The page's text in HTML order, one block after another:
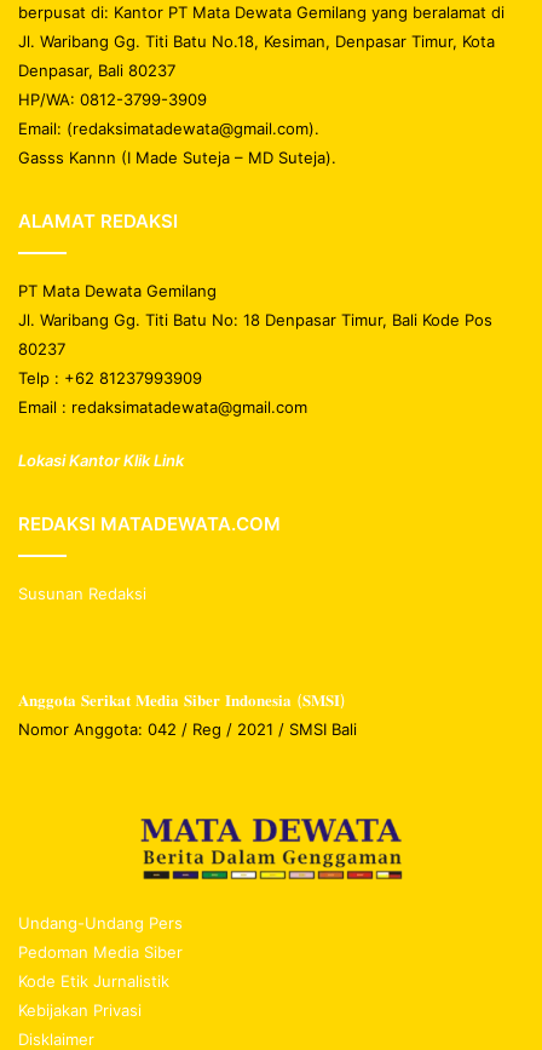
berpusat di: Kantor PT Mata Dewata Gemilang yang beralamat di
Jl. Waribang Gg. Titi Batu No.18, Kesiman, Denpasar Timur, Kota
Denpasar, Bali 80237
HP/WA: 0812-3799-3909
Email: (redaksimatadewata@gmail.com).
Gasss Kannn (I Made Suteja – MD Suteja).
ALAMAT REDAKSI
PT Mata Dewata Gemilang
Jl. Waribang Gg. Titi Batu No: 18 Denpasar Timur, Bali Kode Pos
80237
Telp : +62 81237993909
Email : redaksimatadewata@gmail.com
Lokasi Kantor Klik Link
REDAKSI MATADEWATA.COM
Susunan Redaksi
𝐀𝐧𝐠𝐠𝐨𝐭𝐚 𝐒𝐞𝐫𝐢𝐤𝐚𝐭 𝐌𝐞𝐝𝐢𝐚 𝐒𝐢𝐛𝐞𝐫 𝐈𝐧𝐝𝐨𝐧𝐞𝐬𝐢𝐚 (𝐒𝐌𝐒𝐈)
Nomor Anggota: 042 / Reg / 2021 / SMSI Bali
Undang-Undang Pers
Pedoman Media Siber
Kode Etik Jurnalistik
Kebijakan Privasi
Disklaimer